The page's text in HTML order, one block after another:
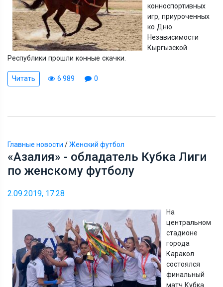
конноспортивных
игр, приуроченных
ко Дню
Независимости
Кыргызской
Республики прошли конные скачки.
Читать 6 989 0
Главные новости /Женский футбол
«Азалия» - обладатель Кубка Лиги
по женскому футболу
2.09.2019, 17:28
На
центральном
стадионе
города
Каракол
состоялся
финальный
матч Кубка